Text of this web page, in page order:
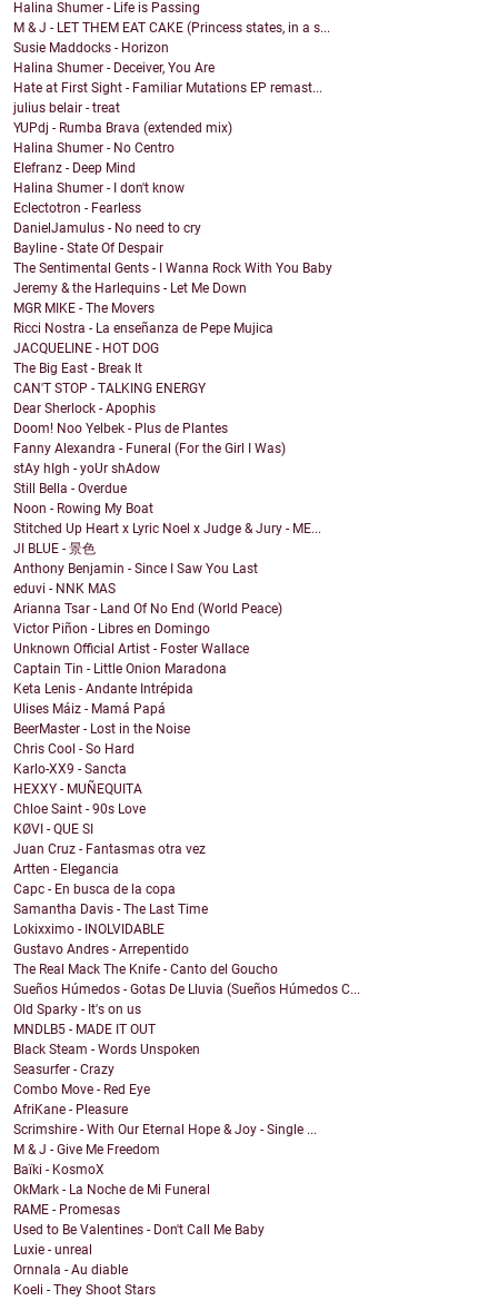
Halina Shumer - Life is Passing
M & J - LET THEM EAT CAKE (Princess states, in a s...
Susie Maddocks - Horizon
Halina Shumer - Deceiver, You Are
Hate at First Sight - Familiar Mutations EP remast...
julius belair - treat
YUPdj - Rumba Brava (extended mix)
Halina Shumer - No Centro
Elefranz - Deep Mind
Halina Shumer - I don't know
Eclectotron - Fearless
DanielJamulus - No need to cry
Bayline - State Of Despair
The Sentimental Gents - I Wanna Rock With You Baby
Jeremy & the Harlequins - Let Me Down
MGR MIKE - The Movers
Ricci Nostra - La enseñanza de Pepe Mujica
JACQUELINE - HOT DOG
The Big East - Break It
CAN'T STOP - TALKING ENERGY
Dear Sherlock - Apophis
Doom! Noo Yelbek - Plus de Plantes
Fanny Alexandra - Funeral (For the Girl I Was)
stAy hIgh - yoUr shAdow
Still Bella - Overdue
Noon - Rowing My Boat
Stitched Up Heart x Lyric Noel x Judge & Jury - ME...
JI BLUE - 景色
Anthony Benjamin - Since I Saw You Last
eduvi - NNK MAS
Arianna Tsar - Land Of No End (World Peace)
Victor Piñon - Libres en Domingo
Unknown Official Artist - Foster Wallace
Captain Tin - Little Onion Maradona
Keta Lenis - Andante Intrépida
Ulises Máiz - Mamá Papá
BeerMaster - Lost in the Noise
Chris Cool - So Hard
Karlo-XX9 - Sancta
HEXXY - MUÑEQUITA
Chloe Saint - 90s Love
KØVI - QUE SI
Juan Cruz - Fantasmas otra vez
Artten - Elegancia
Capc - En busca de la copa
Samantha Davis - The Last Time
Lokixximo - INOLVIDABLE
Gustavo Andres - Arrepentido
The Real Mack The Knife - Canto del Goucho
Sueños Húmedos - Gotas De Lluvia (Sueños Húmedos C...
Old Sparky - It's on us
MNDLB5 - MADE IT OUT
Black Steam - Words Unspoken
Seasurfer - Crazy
Combo Move - Red Eye
AfriKane - Pleasure
Scrimshire - With Our Eternal Hope & Joy - Single ...
M & J - Give Me Freedom
Baïki - KosmoX
OkMark - La Noche de Mi Funeral
RAME - Promesas
Used to Be Valentines - Don't Call Me Baby
Luxie - unreal
Ornnala - Au diable
Koeli - They Shoot Stars